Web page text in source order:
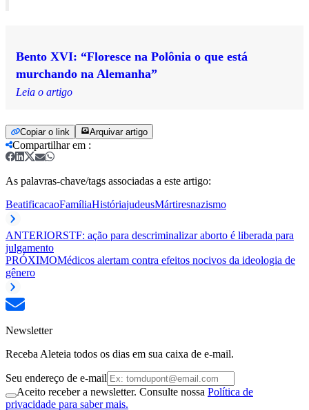
Bento XVI: “Floresce na Polônia o que está
murchando na Alemanha”
Leia o artigo
Copiar o link Arquivar artigo
Compartilhar em :
As palavras-chave/tags associadas a este artigo:
BeatificacaoFamíliaHistóriajudeusMártiresnazismo
ANTERIORSTF: ação para descriminalizar aborto é liberada para
julgamento
PRÓXIMOMédicos alertam contra efeitos nocivos da ideologia de
gênero
Newsletter
Receba Aleteia todos os dias em sua caixa de e-mail.
Seu endereço de e-mail
Aceito receber a newsletter. Consulte nossa Política de
privacidade para saber mais.